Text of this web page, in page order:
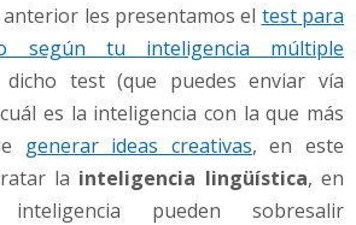
les presentamos el test para
según tu inteligencia múltiple
dicho test (que puedes enviar vía
es la inteligencia con la que más
generar ideas creativas, en este
la inteligencia lingüística, en
pueden sobresalir